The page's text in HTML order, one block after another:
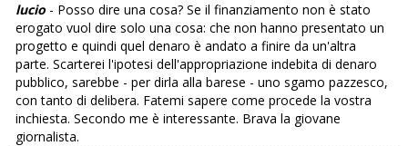
lucio- Posso dire una cosa? Se il finanziamento non è stato
erogato vuol dire solo una cosa: che non hanno presentato un
progetto e quindi quel denaro è andato a finire da un'altra
parte. Scarterei l'ipotesi dell'appropriazione indebita di denaro
pubblico, sarebbe - per dirla alla barese - uno sgamo pazzesco,
con tanto di delibera. Fatemi sapere come procede la vostra
inchiesta. Secondo me è interessante. Brava la giovane
giornalista.